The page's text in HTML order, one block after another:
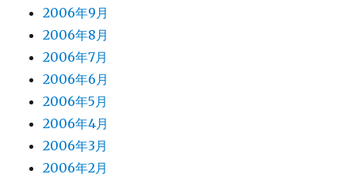
2006年9月
2006年8月
2006年7月
2006年6月
2006年5月
2006年4月
2006年3月
2006年2月